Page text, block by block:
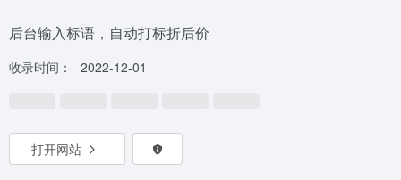
后台输入标语，自动打标折后价
收录时间： 2022-12-01
打开网站